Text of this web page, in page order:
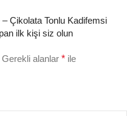
Çikolata Tonlu Kadifemsi
ilk kişi siz olun
Gerekli alanlar * ile